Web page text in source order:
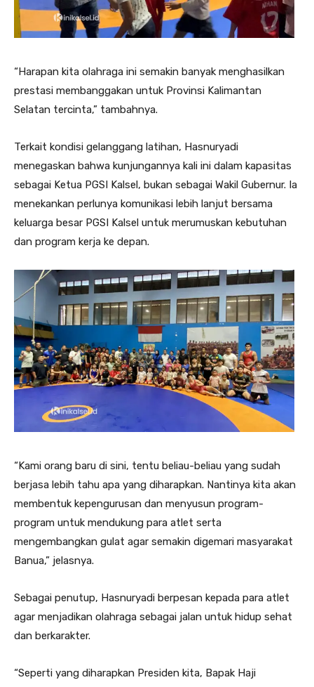
“Harapan kita olahraga ini semakin banyak menghasilkan
prestasi membanggakan untuk Provinsi Kalimantan
Selatan tercinta,” tambahnya.
Terkait kondisi gelanggang latihan, Hasnuryadi
menegaskan bahwa kunjungannya kali ini dalam kapasitas
sebagai Ketua PGSI Kalsel, bukan sebagai Wakil Gubernur. Ia
menekankan perlunya komunikasi lebih lanjut bersama
keluarga besar PGSI Kalsel untuk merumuskan kebutuhan
dan program kerja ke depan.
“Kami orang baru di sini, tentu beliau-beliau yang sudah
berjasa lebih tahu apa yang diharapkan. Nantinya kita akan
membentuk kepengurusan dan menyusun program-
program untuk mendukung para atlet serta
mengembangkan gulat agar semakin digemari masyarakat
Banua,” jelasnya.
Sebagai penutup, Hasnuryadi berpesan kepada para atlet
agar menjadikan olahraga sebagai jalan untuk hidup sehat
dan berkarakter.
“Seperti yang diharapkan Presiden kita, Bapak Haji